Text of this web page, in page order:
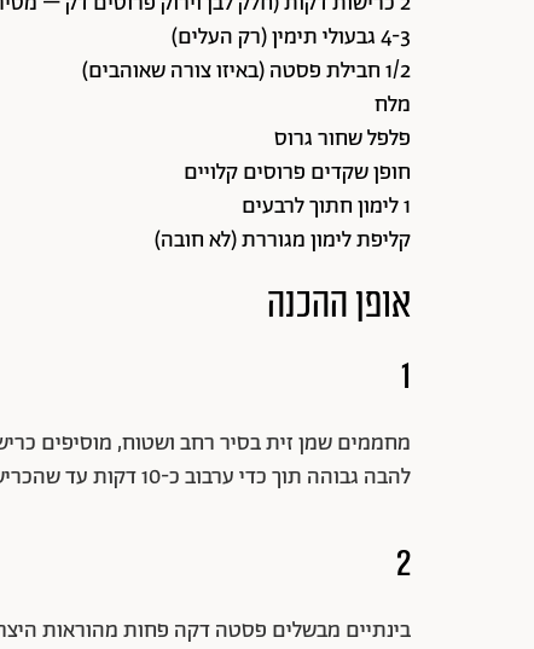
4-3 גבעולי תימין (רק העלים)
1/2 חבילת פסטה (באיזו צורה שאוהבים)
מלח
פלפל שחור גרוס
חופן שקדים פרוסים קלויים
1 לימון חתוך לרבעים
קליפת לימון מגוררת (לא חובה)
אופן ההכנה
1
מחממים שמן זית בסיר רחב ושטוח, מוסיפים
להבה גבוהה תוך כדי ערבוב כ-10 דקות עד שהכרישות רכות וזהובות.
2
בינתיים מבשלים פסטה דקה פחות מהוראות